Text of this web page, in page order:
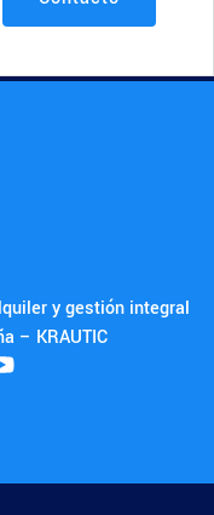
y gestión integral
– KRAUTIC